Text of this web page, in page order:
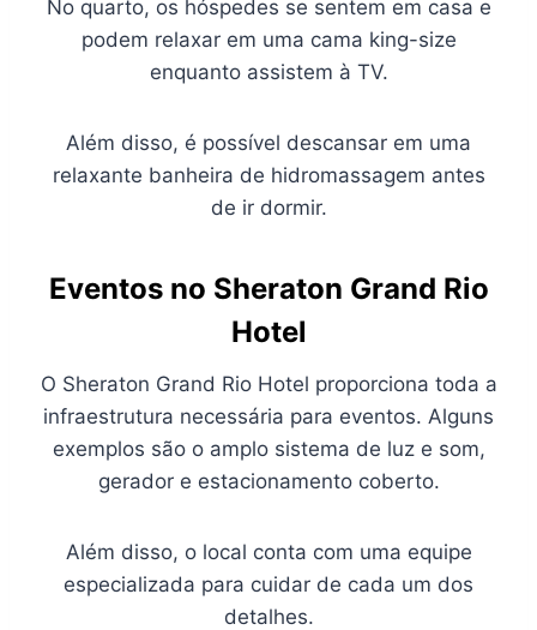
No quarto, os hóspedes se sentem em casa e
podem relaxar em uma cama king-size
enquanto assistem à TV.
Além disso, é possível descansar em uma
relaxante banheira de hidromassagem antes
de ir dormir.
Eventos no Sheraton Grand Rio
Hotel
O Sheraton Grand Rio Hotel proporciona toda a
infraestrutura necessária para eventos. Alguns
exemplos são o amplo sistema de luz e som,
gerador e estacionamento coberto.
Além disso, o local conta com uma equipe
especializada para cuidar de cada um dos
detalhes.